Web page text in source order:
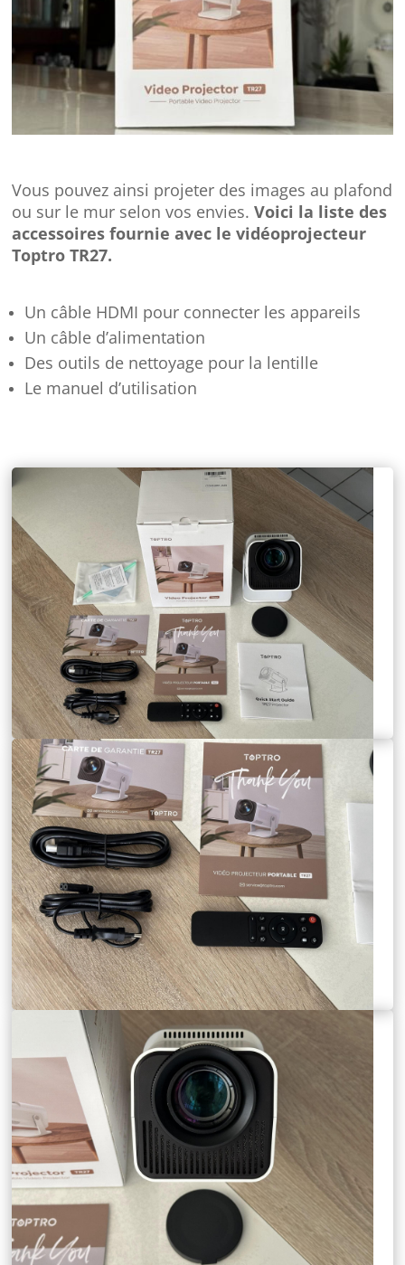
Vous pouvez ainsi projeter des images au plafond
ou sur le mur selon vos envies.Voici la liste des
accessoires fournie avec le vidéoprojecteur
Toptro TR27.
Un câble HDMI pour connecter les appareils
Un câble d’alimentation
Des outils de nettoyage pour la lentille
Le manuel d’utilisation